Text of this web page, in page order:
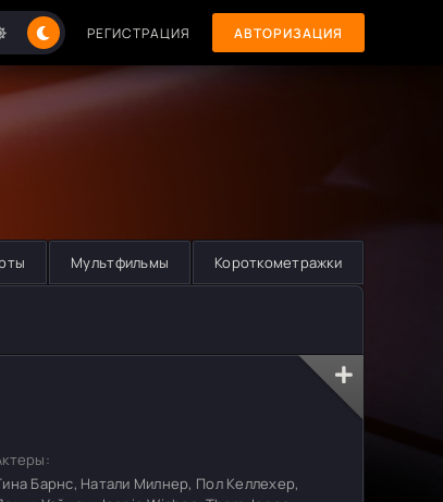
РЕГИСТРАЦИЯ АВТОРИЗАЦИЯ
Мультфильмы Короткометражки
Барнс, Натали Милнер, Пол Келлехер,